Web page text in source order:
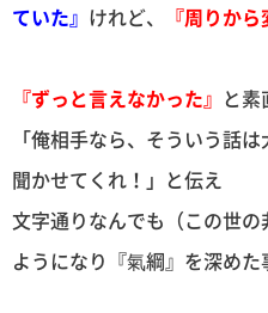
ていた』 けれど、 『周りから
『ずっと言えなかった』 と素
「俺相手なら、そういう
聞かせてくれ！」と伝え
文字通りなんでも（この世
ようになり『氣綱』を深めた